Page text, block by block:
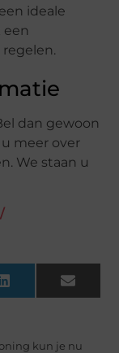
ideale
een
dan gewoon
u meer over
We staan u
LinkedIn Email
kun je nu